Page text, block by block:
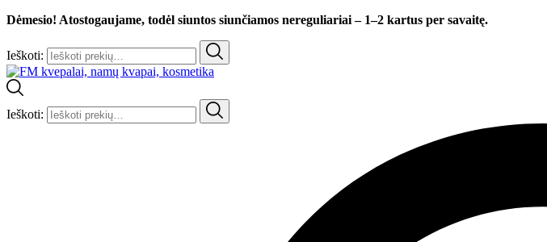
Dėmesio! Atostogaujame, todėl siuntos siunčiamos nereguliariai – 1–2 kartus per savaitę.
Ieškoti:
Ieškoti: